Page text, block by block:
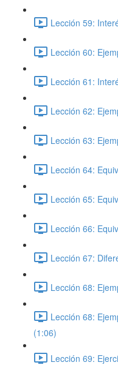
Lección 59:
Lección 60:
Lección 61:
Lección 62:
Lección 63:
Lección 64:
Lección 65:
Lección 66:
Lección 67:
Lección 68:
Lección 68:
(1:06)
Lección 69: